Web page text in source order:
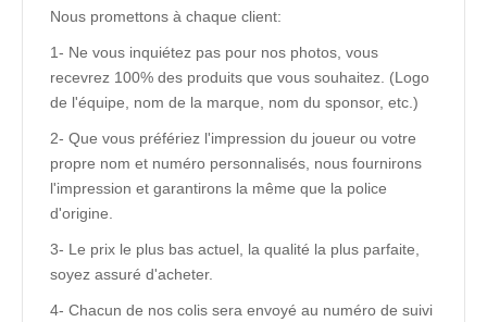
Nous promettons à chaque client:
1- Ne vous inquiétez pas pour nos photos, vous
recevrez 100% des produits que vous souhaitez. (Logo
de l'équipe, nom de la marque, nom du sponsor, etc.)
2- Que vous préfériez l'impression du joueur ou votre
propre nom et numéro personnalisés, nous fournirons
l'impression et garantirons la même que la police
d'origine.
3- Le prix le plus bas actuel, la qualité la plus parfaite,
soyez assuré d'acheter.
4- Chacun de nos colis sera envoyé au numéro de suivi